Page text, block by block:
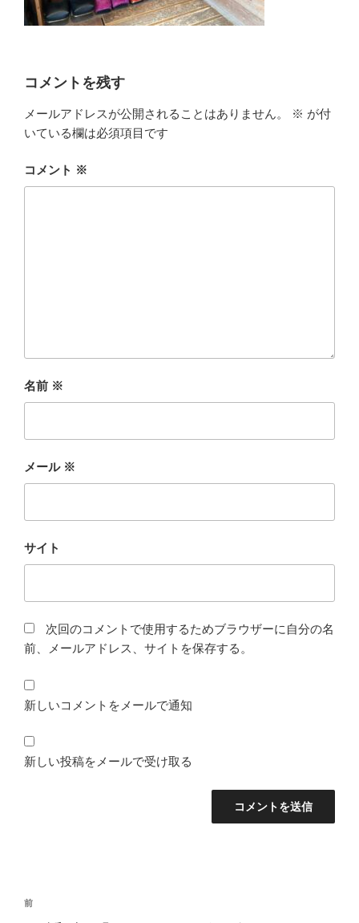
コメントを残す
メールアドレスが公開されることはありません。 ※ が付
いている欄は必須項目です
コメント ※
名前 ※
メール ※
サイト
次回のコメントで使用するためブラウザーに自分の名
前、メールアドレス、サイトを保存する。
新しいコメントをメールで通知
新しい投稿をメールで受け取る
稿
前
前